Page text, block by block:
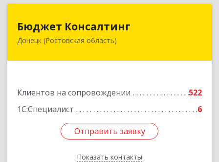
Бюджет Консалтинг
Донецк (Ростовская область)
Клиентов на сопровождении
522
1С:Специалист
6
Отправить заявку
Показать контакты
346338, Ростовская обл, г.о. Город Донецк,
Отправить заявку
Назад